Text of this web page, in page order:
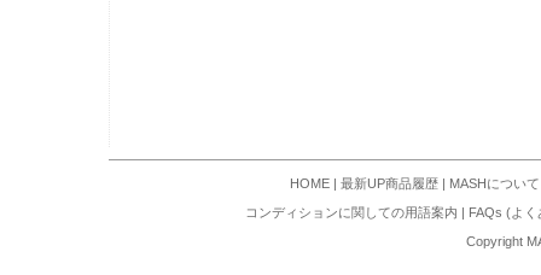
HOME | 最新UP商品履歴 | MASHについて
コンディションに関しての用語案内 | FAQs (よ
Copyright